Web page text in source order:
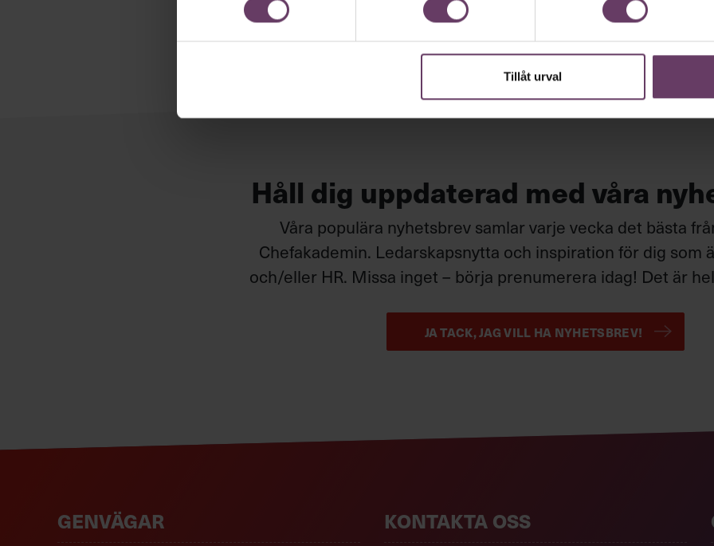
Tillåt urval
Håll dig uppdaterad med våra
Våra populära nyhetsbrev samlar varje vecka det bästa
Chefakademin. Ledarskapsnytta och inspiration för dig som
och/eller HR. Missa inget – börja prenumerera idag! Det är
JA TACK, JAG VILL HA NYHETSBREV!
GENVÄGAR KONTAKTA OSS